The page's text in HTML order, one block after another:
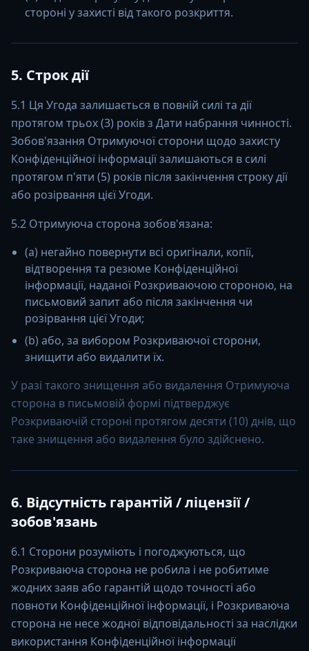
стороні у захисті від такого розкриття.
5. Строк дії
5.1 Ця Угода залишається в повній силі та дії
протягом трьох (3) років з Дати набрання чинності.
Зобов'язання Отримуючої сторони щодо захисту
Конфіденційної інформації залишаються в силі
протягом п'яти (5) років після закінчення строку дії
або розірвання цієї Угоди.
5.2 Отримуюча сторона зобов'язана:
(a) негайно повернути всі оригінали, копії,
відтворення та резюме Конфіденційної
інформації, наданої Розкриваючою стороною, на
письмовий запит або після закінчення чи
розірвання цієї Угоди;
(b) або, за вибором Розкриваючої сторони,
знищити або видалити їх.
У разі такого знищення або видалення Отримуюча
сторона в письмовій формі підтверджує
Розкриваючій стороні протягом десяти (10) днів, що
таке знищення або видалення було здійснено.
6. Відсутність гарантій / ліцензії /
зобов'язань
6.1 Сторони розуміють і погоджуються, що
Розкриваюча сторона не робила і не робитиме
жодних заяв або гарантій щодо точності або
повноти Конфіденційної інформації, і Розкриваюча
сторона не несе жодної відповідальності за наслідки
використання Конфіденційної інформації